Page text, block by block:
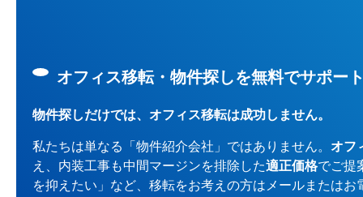
オフィス移転・物件探しを無料でサポー
物件探しだけでは、オフィス移転は成功しません。
私たちは単なる「物件紹介会社」ではありません。 オフ
え、内装工事も中間マージンを排除した適正価格でご提
を抑えたい」など、移転をお考えの方はメールまたは